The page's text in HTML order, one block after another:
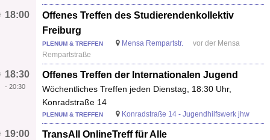
Offenes Treffen des Studierendenkollektiv
Freiburg
18:00
PLENUM & TREFFEN Mensa Rempartstr.
vor der Mensa
Rempartstraße
Offenes Treffen der Internationalen Jugend
Wöchentliches Treffen jeden Dienstag, 18:30 Uhr,
Konradstraße 14
18:30
- 20:30
PLENUM & TREFFEN Konradstraße 14 - Jugendhilfswerk jhw
TransAll OnlineTreff für Alle
19:00